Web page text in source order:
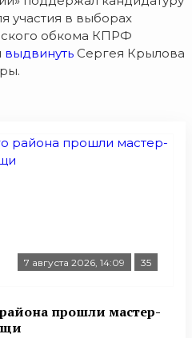
участия в выборах
обкома КПРФ
выдвинуть Сергея Крылова
7 августа 2026, 14:09 35
прошли мастер-